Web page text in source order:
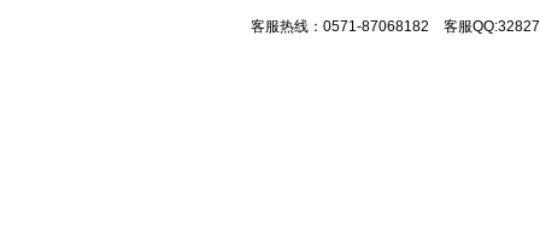
客服热线：0571-87068182 客服